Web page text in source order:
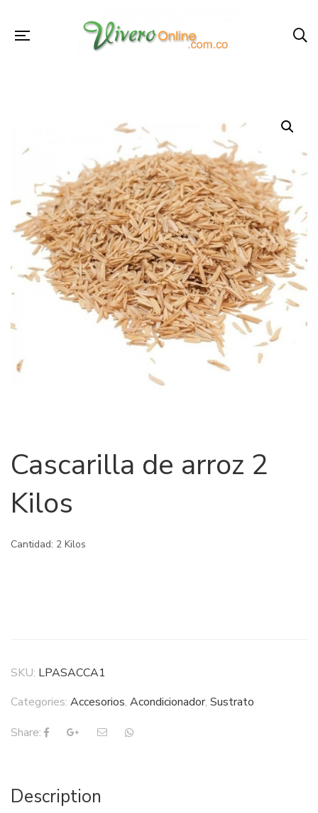
Cascarilla de arroz 2
Kilos
Cantidad: 2 Kilos
SKU: LPASACCA1
Categories: Accesorios, Acondicionador, Sustrato
Share:
Description